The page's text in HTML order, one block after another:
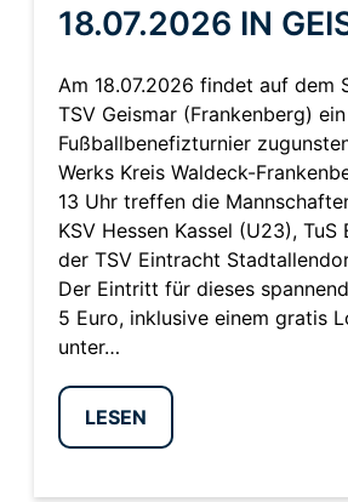
18.07.2026 IN
Am 18.07.2026 findet auf dem
TSV Geismar (Frankenberg) ein
Fußballbenefizturnier
Werks Kreis Waldeck-
13 Uhr treffen die
KSV Hessen Kassel (U23),
der TSV Eintracht
Der Eintritt für dieses
5 Euro, inklusive einem gratis
unter…
LESEN